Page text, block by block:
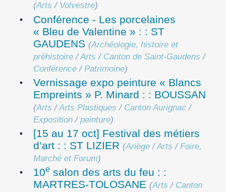
(Arts / Volvestre)
Conférence - Les porcelaines
« Bleu de Valentine » : : ST
GAUDENS (Archéologie, histoire et
préhistoire /Arts / Canton de Saint-Gaudens /
Conférence / Patrimoine)
Vernissage expo peinture « Blancs
Empreints » P. Minard : : BOUSSAN
(Arts /Arts Plastiques / Canton Aurignac /
Exposition / peinture)
[15 au 17 oct] Festival des métiers
d’art : : ST LIZIER (Ariège /Arts / Foire,
Marché et Forum)
10e salon des arts du feu : :
MARTRES-TOLOSANE (Arts / Canton